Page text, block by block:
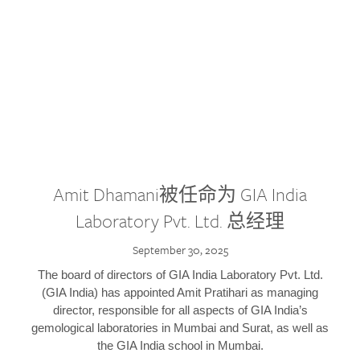
Amit Dhamani被任命为 GIA India
Laboratory Pvt. Ltd. 总经理
September 30, 2025
The board of directors of GIA India Laboratory Pvt. Ltd.
(GIA India) has appointed Amit Pratihari as managing
director, responsible for all aspects of GIA India’s
gemological laboratories in Mumbai and Surat, as well as
the GIA India school in Mumbai.